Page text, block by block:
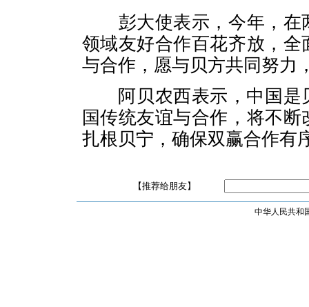
彭大使表示，今年，在
领域友好合作百花齐放，
与合作，愿与贝方共同努力
阿贝农西表示，中国是
国传统友谊与合作，将不
扎根贝宁，确保双赢合作有
【推荐给朋友】
中华人民共和